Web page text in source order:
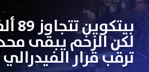
لكن الزخم يبقى
ترقّب قرار الفيدرالي